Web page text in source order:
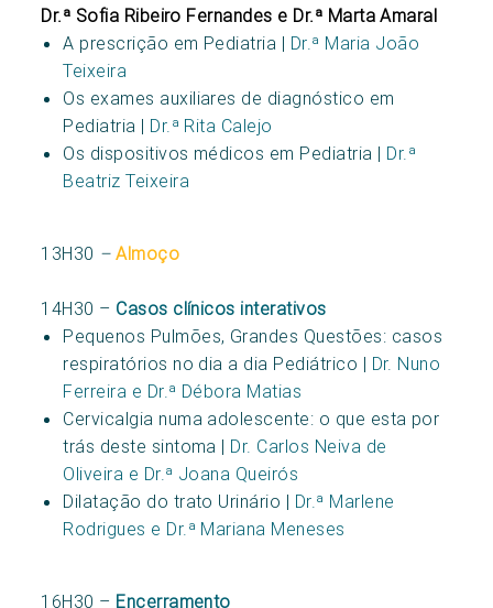
Dr.ª Sofia Ribeiro Fernandes e Dr.ª Marta Amaral
A prescrição em Pediatria | Dr.ª Maria João
Teixeira
Os exames auxiliares de diagnóstico em
Pediatria | Dr.ª Rita Calejo
Os dispositivos médicos em Pediatria | Dr.ª
Beatriz Teixeira
13H30 –Almoço
14H30 – Casos clínicos interativos
Pequenos Pulmões, Grandes Questões: casos
respiratórios no dia a dia Pediátrico | Dr. Nuno
Ferreira e Dr.ª Débora Matias
Cervicalgia numa adolescente: o que esta por
trás deste sintoma | Dr. Carlos Neiva de
Oliveira e Dr.ª Joana Queirós
Dilatação do trato Urinário | Dr.ª Marlene
Rodrigues e Dr.ª Mariana Meneses
16H30 – Encerramento